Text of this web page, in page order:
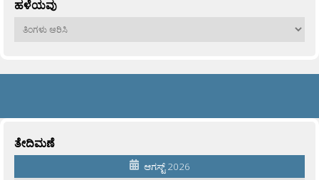
ಹಳೆಯವು
ಹಳೆಯವು
ತೇದಿಮಣೆ
ಆಗಸ್ಟ್ 2026